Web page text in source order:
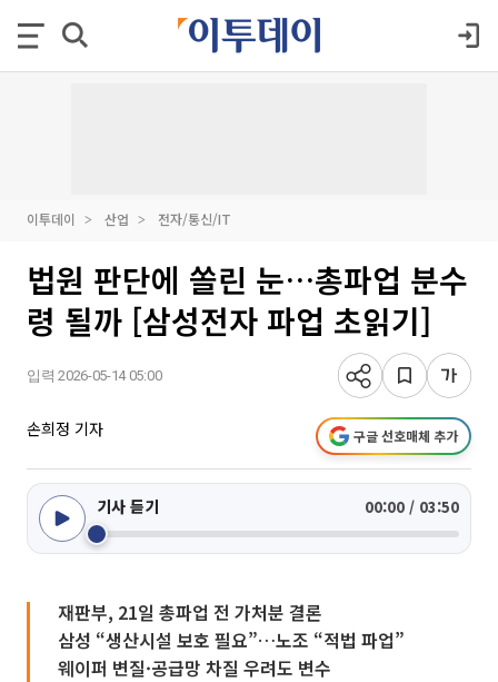
이투데이 산업 전자/통신/IT
법원 판단에 쏠린 눈…총파업 분수
령 될까 [삼성전자 파업 초읽기]
입력 2026-05-14 05:00
손희정 기자 구글 선호매체 추가
기사 듣기 00:00 / 03:50
재판부, 21일 총파업 전 가처분 결론
삼성 “생산시설 보호 필요”…노조 “적법 파업”
웨이퍼 변질·공급망 차질 우려도 변수